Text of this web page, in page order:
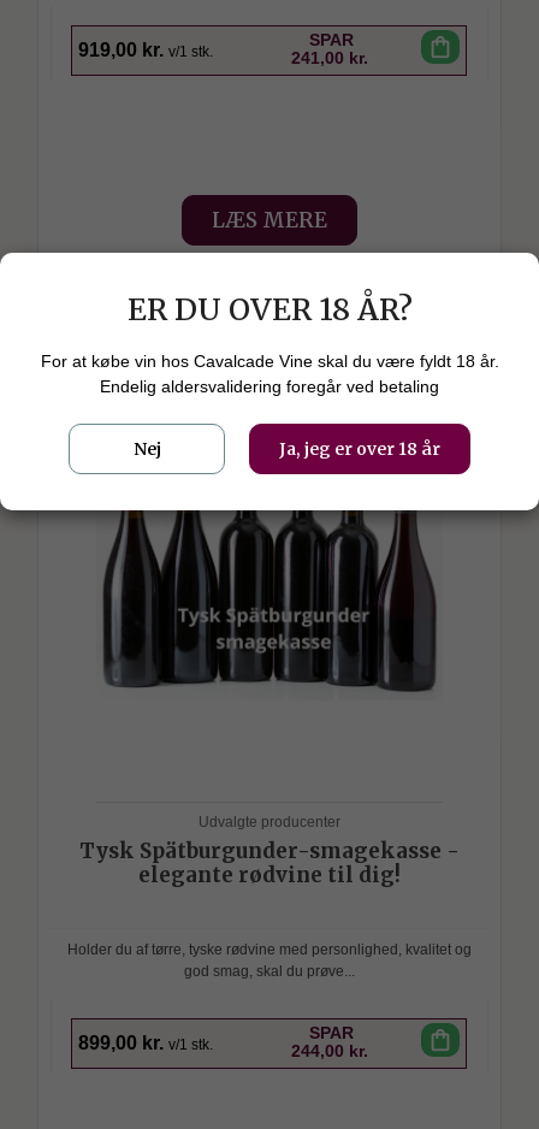
919,00 kr. v/1 stk.
SPAR
241,00 kr.
shopping_bag
LÆS MERE
Udvalgte producenter
Tysk Spätburgunder-smagekasse -
elegante rødvine til dig!
Holder du af tørre, tyske rødvine med personlighed, kvalitet og
god smag, skal du prøve...
899,00 kr. v/1 stk.
SPAR
244,00 kr.
shopping_bag
ER DU OVER 18 ÅR?
For at købe vin hos Cavalcade Vine skal du være fyldt 18 år.
Endelig aldersvalidering foregår ved betaling
Nej Ja, jeg er over 18 år